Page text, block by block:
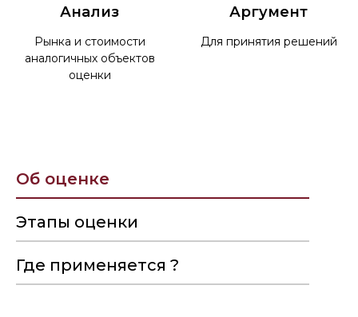
Анализ
Рынка и стоимости
аналогичных объектов
оценки
Аргумент
Для принятия решений
Об оценке
Этапы оценки
Где применяется ?